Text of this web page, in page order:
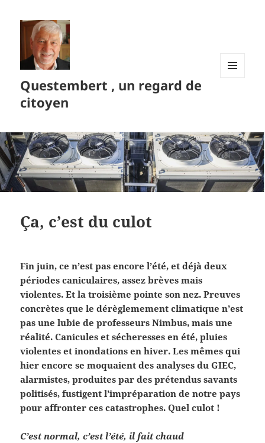
Questembert , un regard de
citoyen
Ça, c’est du culot
Fin juin, ce n’est pas encore l’été, et déjà deux
périodes caniculaires, assez brèves mais
violentes. Et la troisième pointe son nez. Preuves
concrètes que le dérèglemement climatique n’est
pas une lubie de professeurs Nimbus, mais une
réalité. Canicules et sécheresses en été, pluies
violentes et inondations en hiver. Les mêmes qui
hier encore se moquaient des analyses du GIEC,
alarmistes, produites par des prétendus savants
politisés, fustigent l’impréparation de notre pays
pour affronter ces catastrophes. Quel culot !
C’est normal, c’est l’été, il fait chaud